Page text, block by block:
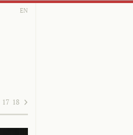
EN
17 18